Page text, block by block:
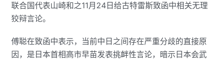
联合国代表山崎和之11月24日给古特雷斯致函中相关无理
狡辩言论。
傅聪在致函中表示，当前中日之间存在严重分歧的直接原
因，是日本首相高市早苗发表挑衅性言论，暗示日本会武